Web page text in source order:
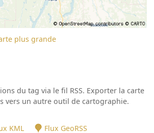
plus grande
du tag via le fil RSS. Exporter la carte
vers un autre outil de cartographie.
KML Flux GeoRSS